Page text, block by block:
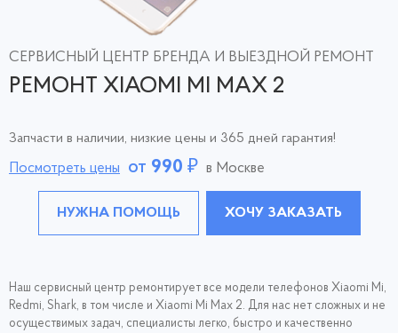
СЕРВИСНЫЙ ЦЕНТР БРЕНДА И ВЫЕЗДНОЙ РЕМОНТ
РЕМОНТ XIAOMI MI MAX 2
Запчасти в наличии, низкие цены и 365 дней гарантия!
Посмотреть цены от 990 ₽ в Москве
НУЖНА ПОМОЩЬ ХОЧУ ЗАКАЗАТЬ
Наш сервисный центр ремонтирует все модели телефонов Xiaomi Mi,
Redmi, Shark, в том числе и Xiaomi Mi Max 2. Для нас нет сложных и не
осуществимых задач, специалисты легко, быстро и качественно